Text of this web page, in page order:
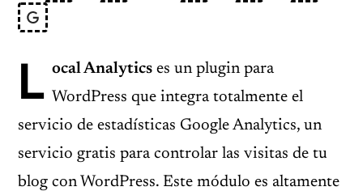
L ocal Analytics es un plugin para
WordPress que integra totalmente el
servicio de estadísticas Google Analytics, un
servicio gratis para controlar las visitas de tu
blog con WordPress. Este módulo es altamente